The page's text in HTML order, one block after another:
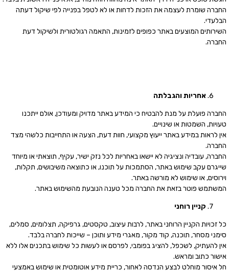
החברה שומרת לעצמה את הזכות לדחות או לא לטפל בפנייה לפי שיקול דעתה
הבלעדי.
השירותים המוצעים באתר כפופים לזמינות, התאמה רגולטורית ולשיקול דעת
החברה.
אחריות והגבלתה
החברה פועלת על מנת להבטיח כי המידע באתר מדויק ומעודכן, אולם ייתכנו
טעויות, השמטות או שינויים.
אין לראות במידע באתר ייעוץ מקצועי, חוות דעת, הצעה או התחייבות כלשהי מצד
החברה.
החברה, עובדיה ונציגיה לא יישאו באחריות לכל נזק ישיר, עקיף, תוצאתי או מיוחד
שייגרם עקב שימוש באתר, הסתמכות על תוכנו, או כתוצאה משיבושים, תקלות,
וירוסים, או שימוש לא מורשה באתר.
המשתמש פוטר בזאת את החברה מכל טענה הנובעת מהשימוש באתר.
קניין רוחני
כל זכויות הקניין הרוחני באתר, לרבות עיצוב, טקסטים, גרפיקה, תצלומים, סמלים,
סימני מסחר, תוכנה, קוד מקור, מאגרי מידע ותוכן – שייכות לחברה בלבד.
אין להעתיק, לשכפל, להציג בפומבי, לפרסם או לעשות כל שימוש בתכנים אלו ללא
אישור כתוב ומראש.
חל איסור מוחלט לבצע הנדסה לאחור, כריית מידע אוטומטית או שימוש באמצעי